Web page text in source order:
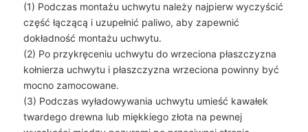
(1) Podczas montażu uchwytu należy najpierw wyczyścić
część łączącą i uzupełnić paliwo, aby zapewnić
dokładność montażu uchwytu.
(2) Po przykręceniu uchwytu do wrzeciona płaszczyzna
kołnierza uchwytu i płaszczyzna wrzeciona powinny być
mocno zamocowane.
(3) Podczas wyładowywania uchwytu umieść kawałek
twardego drewna lub miękkiego złota na pewnej